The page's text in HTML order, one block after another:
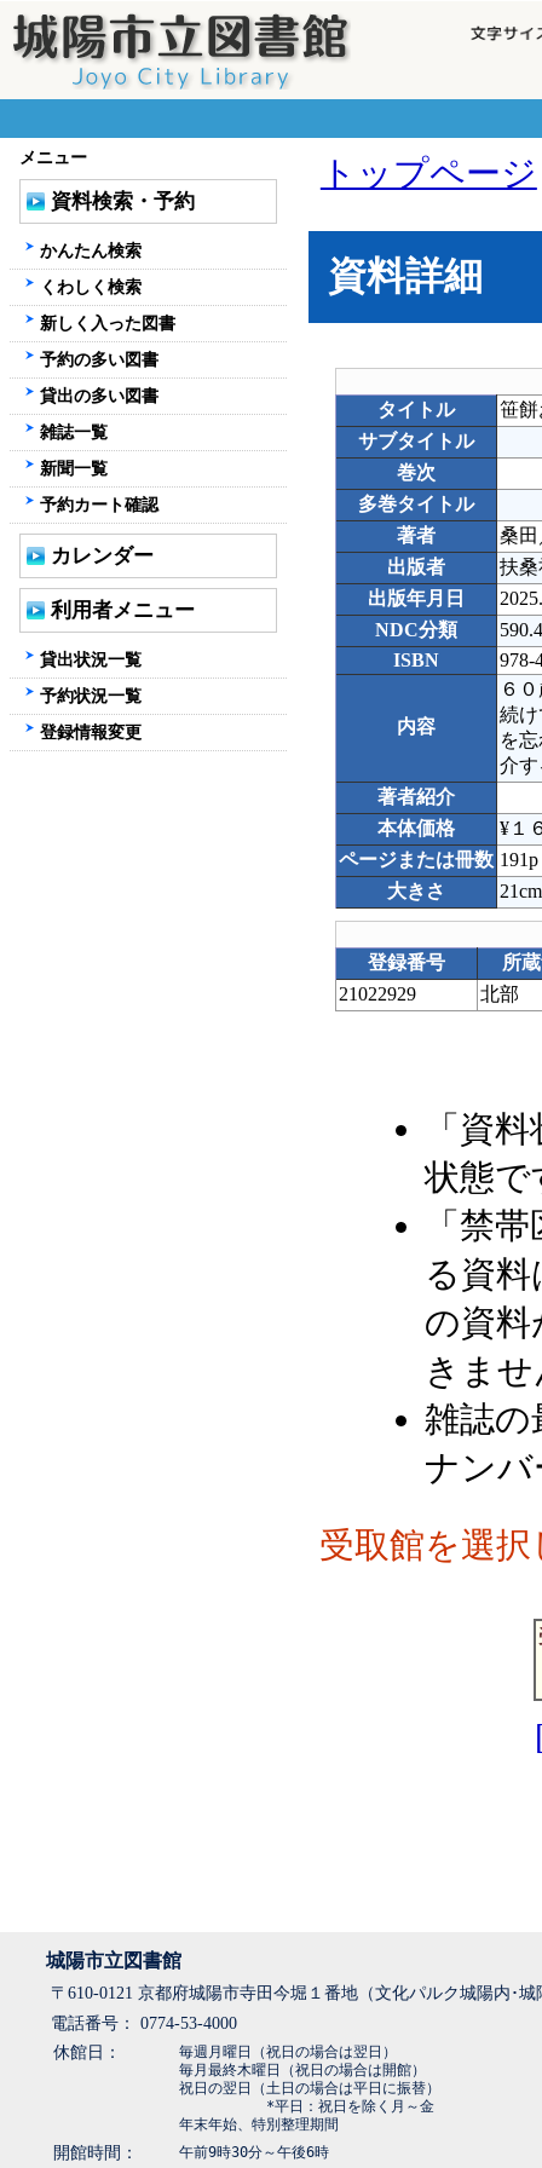
トップページ
資料詳細
タイトル
笹
サブタイトル
巻次
多巻タイトル
著者
桑
出版者
扶桑
出版年月日
NDC分類
590.4
ISBN
978-
内容
６
続
を
介
著者紹介
本体価格
¥１
ページまたは冊数 191p
大きさ
21cm
登録番号
所
21022929
北部
「資
状態で
「禁
る資
の資料
きま
雑誌の
ナン
受取館を選
メニュー
資料検索・予約
かんたん検索
くわしく検索
新しく入った図書
予約の多い図書
貸出の多い図書
雑誌一覧
新聞一覧
予約カート確認
カレンダー
利用者メニュー
貸出状況一覧
予約状況一覧
登録情報変更
城陽市立図書館
〒610-0121 京都府城陽市寺田今堀１番地（文化パルク城陽内･
電話番号： 0774-53-4000
休館日：
毎週月曜日（祝日の場合は翌日）
毎月最終木曜日（祝日の場合は開館）
祝日の翌日（土日の場合は平日に振替）
*平日：祝日を除く月～金
年末年始、特別整理期間
開館時間： 午前9時30分～午後6時